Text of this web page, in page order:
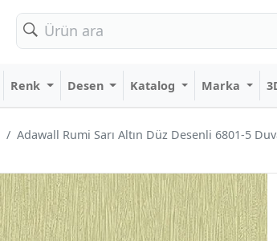
Renk Desen Katalog Marka
Adawall Rumi Sarı Altın Düz Desenli 6801-5